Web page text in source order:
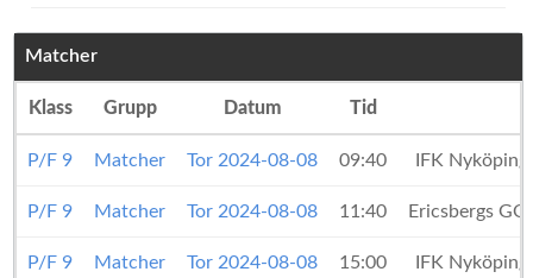
Matcher
Klass Grupp Datum Tid
P/F 9 Matcher Tor 2024-08-08 09:40 IFK
P/F 9 Matcher Tor 2024-08-08 11:40 Ericsbergs
P/F 9 Matcher Tor 2024-08-08 15:00 IFK